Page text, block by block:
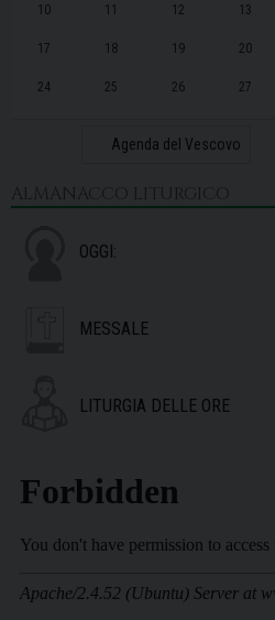
10 11 12 13
17 18 19 20
24 25 26 27
Agenda del Vescovo
ALMANACCO LITURGICO
OGGI:
MESSALE
LITURGIA DELLE ORE